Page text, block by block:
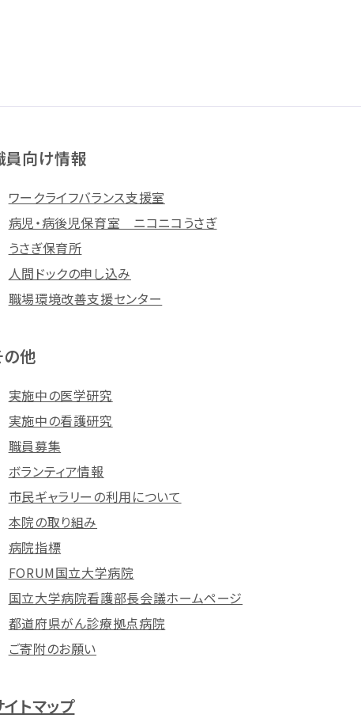
員向け情報
ワークライフバランス支援室
病児・病後児保育室 ニコニコうさぎ
うさぎ保育所
人間ドックの申し込み
職場環境改善支援センター
の他
実施中の医学研究
実施中の看護研究
職員募集
ボランティア情報
市民ギャラリーの利用について
本院の取り組み
病院指標
FORUM国立大学病院
国立大学病院看護部長会議ホームページ
都道府県がん診療拠点病院
ご寄附のお願い
イトマップ